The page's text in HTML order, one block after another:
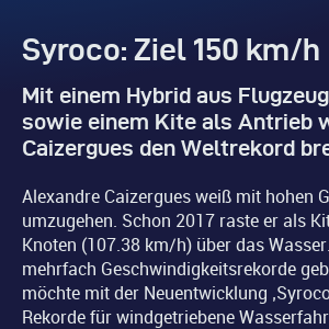
Syroco: Ziel 150 km/h
Mit einem Hybrid aus
sowie einem Kite als Antrieb
Caizergues den Weltrekord
Alexandre Caizergues weiß mit hohen
umzugehen. Schon 2017 raste er als
Knoten (107.38 km/h) über das
mehrfach Geschwindigkeitsrekorde
möchte mit der Neuentwicklung
Rekorde für windgetriebene